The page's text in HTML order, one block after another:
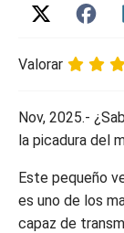
Valorar
Nov, 2025.-
la picadura del
Este pequeño
es uno de los
capaz de